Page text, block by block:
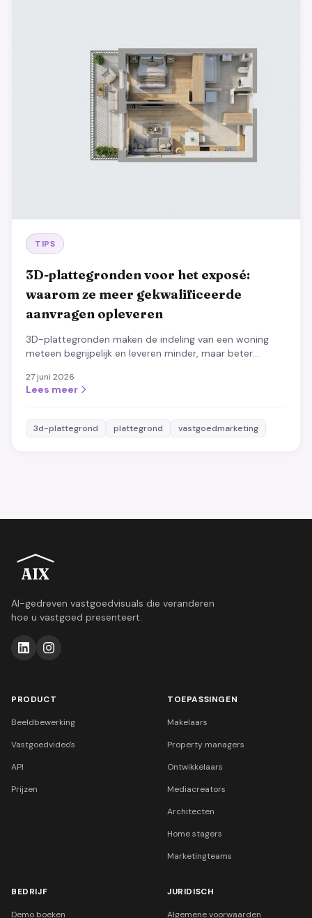
TIPS
3D-plattegronden voor het exposé:
waarom ze meer gekwalificeerde
aanvragen opleveren
3D-plattegronden maken de indeling van een woning
meteen begrijpelijk en leveren minder, maar beter
effect.
27 juni 2026
Lees meer
3d-plattegrond plattegrond vastgoedmarketing
AIX
AI-gedreven vastgoedvisuals die veranderen
hoe u vastgoed presenteert.
PRODUCT
Beeldbewerking
Vastgoedvideo's
API
Prijzen
TOEPASSINGEN
Makelaars
Property managers
Ontwikkelaars
Mediacreators
Architecten
Home stagers
Marketingteams
BEDRIJF
Demo boeken
JURIDISCH
Algemene voorwaarden